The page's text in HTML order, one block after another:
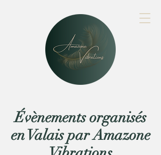
Évènements organisés
en Valais par Amazone